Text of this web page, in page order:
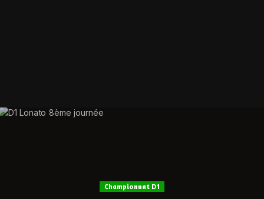
Championnat D1